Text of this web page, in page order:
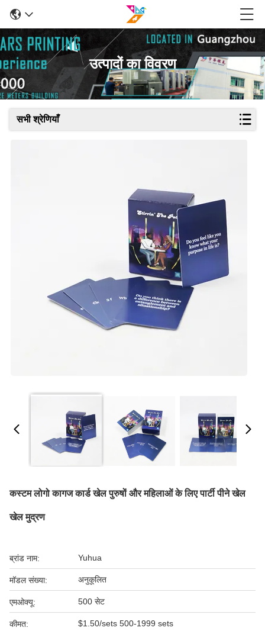
उत्पादों का विवरण
सभी श्रेणियाँ
कस्टम लोगो कागज कार्ड खेल पुरुषों और महिलाओं के लिए पार्टी पीने खेल
खेल मुद्रण
ब्रांड नाम: Yuhua
मॉडल संख्या: अनुकूलित
एमओक्यू: 500 सेट
कीमत: $1.50/sets 500-1999 sets